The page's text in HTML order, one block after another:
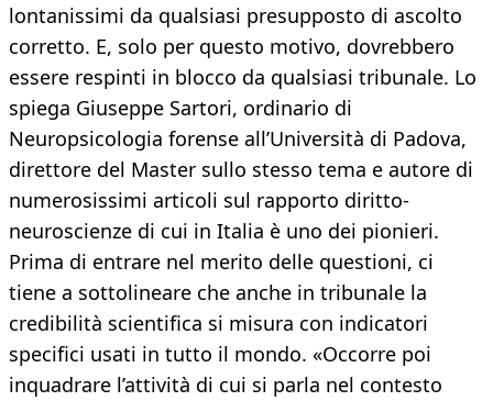
lontanissimi da qualsiasi presupposto di ascolto
corretto. E, solo per questo motivo, dovrebbero
essere respinti in blocco da qualsiasi tribunale. Lo
spiega Giuseppe Sartori, ordinario di
Neuropsicologia forense all’Università di Padova,
direttore del Master sullo stesso tema e autore di
numerosissimi articoli sul rapporto diritto-
neuroscienze di cui in Italia è uno dei pionieri.
Prima di entrare nel merito delle questioni, ci
tiene a sottolineare che anche in tribunale la
credibilità scientifica si misura con indicatori
specifici usati in tutto il mondo. «Occorre poi
inquadrare l’attività di cui si parla nel contesto